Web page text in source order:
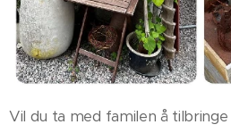
Vil du ta med familen å